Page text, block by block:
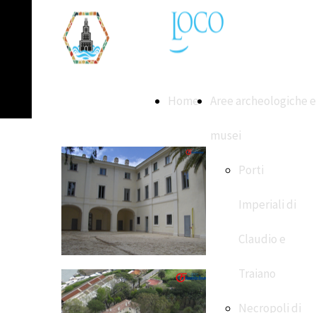
Home Aree archeologiche e
musei
Porti
Imperiali di
Claudio e
Traiano
Necropoli di